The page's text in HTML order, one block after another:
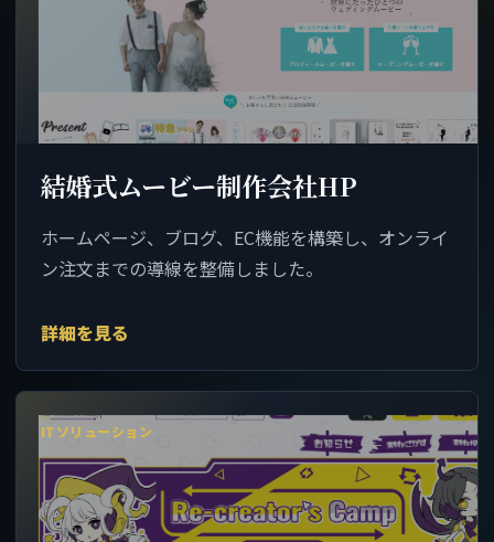
結婚式ムービー制作会社HP
ホームページ、ブログ、EC機能を構築し、オンライ
ン注文までの導線を整備しました。
詳細を見る
ITソリューション